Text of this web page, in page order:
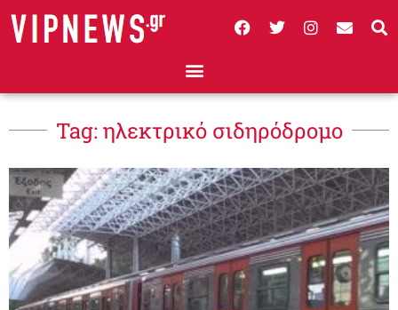
Tag: ηλεκτρικό σιδηρόδρομο